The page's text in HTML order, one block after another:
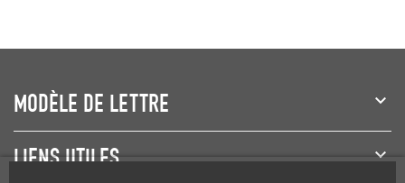
MODÈLE DE LETTRE
LIENS UTILES